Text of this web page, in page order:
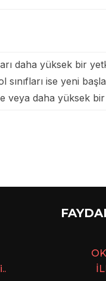
daha yüksek bir
ise yeni
veya daha yüksek